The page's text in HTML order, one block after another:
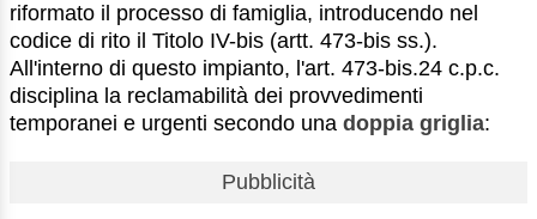
riformato il processo di famiglia, introducendo nel
codice di rito il Titolo IV-bis (artt. 473-bis ss.).
All'interno di questo impianto, l'art. 473-bis.24 c.p.c.
disciplina la reclamabilità dei provvedimenti
temporanei e urgenti secondo una doppia griglia:
Pubblicità